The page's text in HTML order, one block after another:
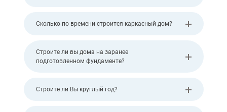
Сколько по времени строится каркасный дом?
Строите ли вы дома на заранее
подготовленном фундаменте?
Строите ли Вы круглый год?